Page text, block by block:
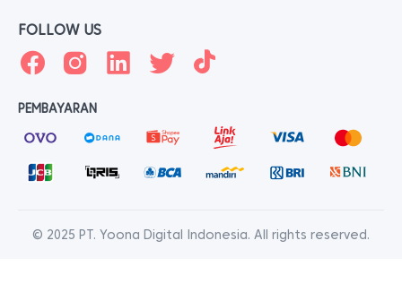
FOLLOW US
PEMBAYARAN
© 2025 PT. Yoona Digital Indonesia. All rights reserved.